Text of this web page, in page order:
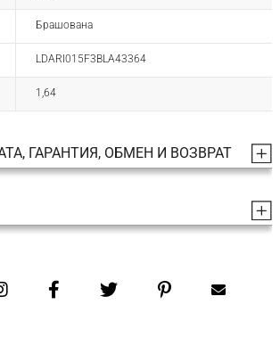
Брашована
LDARI015F3BLA43364
1,64
ГАРАНТИЯ, ОБМЕН И ВОЗВРАТ